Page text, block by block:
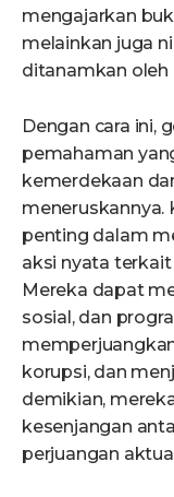
mengajarkan
melainkan juga
ditanamkan oleh
Dengan cara ini,
pemahaman
kemerdekaan
meneruskannya.
penting dalam
aksi nyata
Mereka dapat
sosial, dan
korupsi, dan
demikian,
kesenjangan
perjuangan